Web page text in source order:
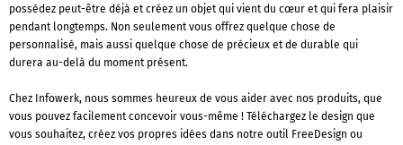
possédez peut-être déjà et créez un objet qui vient du cœur et qui fera plaisir
pendant longtemps. Non seulement vous offrez quelque chose de
personnalisé, mais aussi quelque chose de précieux et de durable qui
durera au-delà du moment présent.
Chez Infowerk, nous sommes heureux de vous aider avec nos produits, que
vous pouvez facilement concevoir vous-même ! Téléchargez le design que
vous souhaitez, créez vos propres idées dans notre outil FreeDesign ou